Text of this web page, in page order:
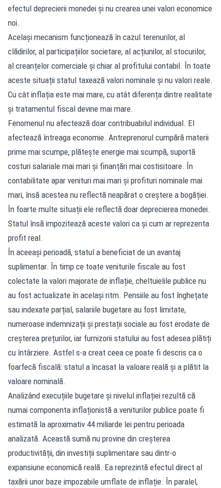
efectul deprecierii monedei și nu crearea unei valori economice
noi.
Același mecanism funcționează în cazul terenurilor, al
clădirilor, al participațiilor societare, al acțiunilor, al stocurilor,
al creanțelor comerciale și chiar al profitului contabil. În toate
aceste situații statul taxează valori nominale și nu valori reale.
Cu cât inflația este mai mare, cu atât diferența dintre realitate
și tratamentul fiscal devine mai mare.
Fenomenul nu afectează doar contribuabilul individual. El
afectează întreaga economie. Antreprenorul cumpără materii
prime mai scumpe, plătește energie mai scumpă, suportă
costuri salariale mai mari și finanțări mai costisitoare. În
contabilitate apar venituri mai mari și profituri nominale mai
mari, însă acestea nu reflectă neapărat o creștere a bogăției.
În foarte multe situații ele reflectă doar deprecierea monedei.
Statul însă impozitează aceste valori ca și cum ar reprezenta
profit real.
În aceeași perioadă, statul a beneficiat de un avantaj
suplimentar. În timp ce toate veniturile fiscale au fost
colectate la valori majorate de inflație, cheltuielile publice nu
au fost actualizate în același ritm. Pensiile au fost înghețate
sau indexate parțial, salariile bugetare au fost limitate,
numeroase indemnizații și prestații sociale au fost erodate de
creșterea prețurilor, iar furnizorii statului au fost adesea plătiți
cu întârziere. Astfel s-a creat ceea ce poate fi descris ca o
foarfecă fiscală: statul a încasat la valoare reală și a plătit la
valoare nominală.
Analizând execuțiile bugetare și nivelul inflației rezultă că
numai componenta inflaționistă a veniturilor publice poate fi
estimată la aproximativ 44 miliarde lei pentru perioada
analizată. Această sumă nu provine din creșterea
productivității, din investiții suplimentare sau dintr-o
expansiune economică reală. Ea reprezintă efectul direct al
taxării unor baze impozabile umflate de inflație. În paralel,